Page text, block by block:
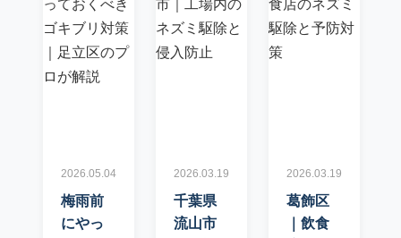
2026.05.04
梅雨前
にやっ
2026.03.19
千葉県
流山市
2026.03.19
葛飾区
｜飲食